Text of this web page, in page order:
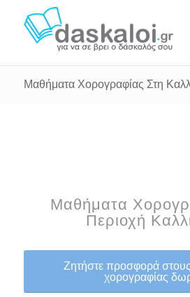
Μαθήματα Χορογραφίας Στη
Μαθήματα
Περιοχή
Ζητήστε προσφορά
χορογραφίας